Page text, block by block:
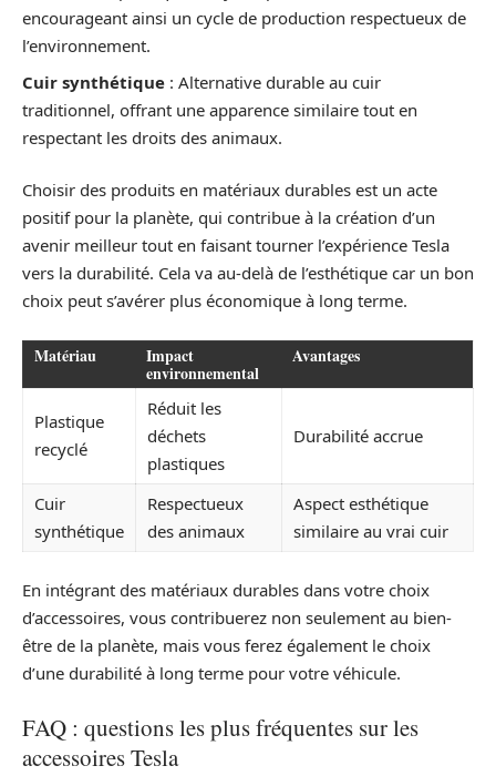
encourageant ainsi un cycle de production respectueux de
l’environnement.
Cuir synthétique : Alternative durable au cuir
traditionnel, offrant une apparence similaire tout en
respectant les droits des animaux.
Choisir des produits en matériaux durables est un acte
positif pour la planète, qui contribue à la création d’un
avenir meilleur tout en faisant tourner l’expérience Tesla
vers la durabilité. Cela va au-delà de l’esthétique car un bon
choix peut s’avérer plus économique à long terme.
Matériau Impact
environnemental
Avantages
Plastique
recyclé
Réduit les
déchets
plastiques
Durabilité accrue
Cuir
synthétique
Respectueux
des animaux
Aspect esthétique
similaire au vrai cuir
En intégrant des matériaux durables dans votre choix
d’accessoires, vous contribuerez non seulement au bien-
être de la planète, mais vous ferez également le choix
d’une durabilité à long terme pour votre véhicule.
FAQ : questions les plus fréquentes sur les
accessoires Tesla